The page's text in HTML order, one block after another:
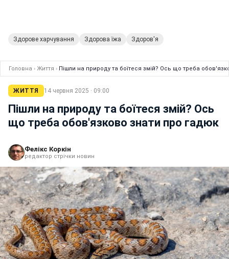
Здорове харчування Здорова їжа Здоров'я
Головна › Життя › Пішли на природу та боїтеся змій? Ось що треба
ЖИТТЯ 14 червня 2025 · 09:00
Пішли на природу та боїтеся змій? Ось
що треба обов'язково знати про гадюк
Фелікс Коркін
редактор стрічки новин